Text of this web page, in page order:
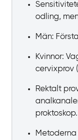
odling,
Män:
Kvinnor:
cervixprov
Rektalt
proktoskop.